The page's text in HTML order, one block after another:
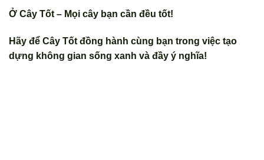
Ở Cây Tốt – Mọi cây bạn cần đều tốt!
Hãy để Cây Tốt đồng hành cùng bạn trong việc tạo
dựng không gian sống xanh và đầy ý nghĩa!